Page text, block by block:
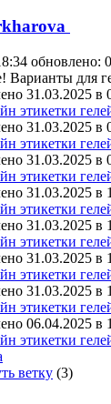
обновлено:
Варианты для
31.03.2025 в
31.03.2025 в
31.03.2025 в
31.03.2025 в
31.03.2025 в
31.03.2025 в
31.03.2025 в
06.04.2025 в
ветку (3)